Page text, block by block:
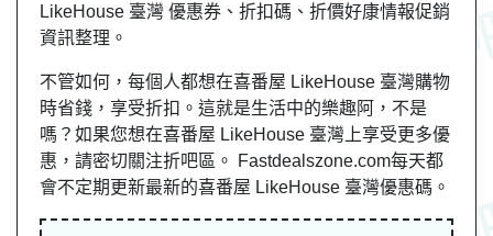
LikeHouse 臺灣 優惠券、折扣碼、折價好康情報促銷
資訊整理。
不管如何，每個人都想在喜番屋 LikeHouse 臺灣購物
時省錢，享受折扣。這就是生活中的樂趣阿，不是
嗎？如果您想在喜番屋 LikeHouse 臺灣上享受更多優
惠，請密切關注折吧區。 Fastdealszone.com每天都
會不定期更新最新的喜番屋 LikeHouse 臺灣優惠碼。